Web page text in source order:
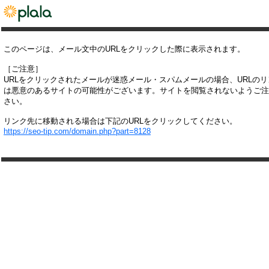
このページは、メール文中のURLをクリックした際に表示されます。
［ご注意］
URLをクリックされたメールが迷惑メール・スパムメールの場合、URLの
は悪意のあるサイトの可能性がございます。サイトを閲覧されないようご
さい。
リンク先に移動される場合は下記のURLをクリックしてください。
https://seo-tip.com/domain.php?part=8128